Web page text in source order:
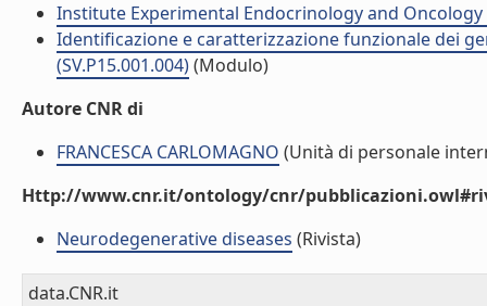
Institute Experimental Endocrinology and Oncology
Identificazione e caratterizzazione funzionale dei
(SV.P15.001.004)(Modulo)
Autore CNR di
FRANCESCA CARLOMAGNO (Unità di personale
Http://www.cnr.it/ontology/cnr/
Neurodegenerative diseases (Rivista)
data.CNR.it